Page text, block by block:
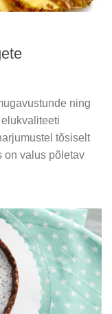
ning
tõsiselt
on valus põletav